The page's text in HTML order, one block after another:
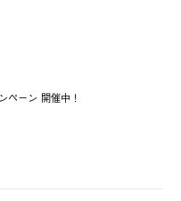
ペーン 開催中！